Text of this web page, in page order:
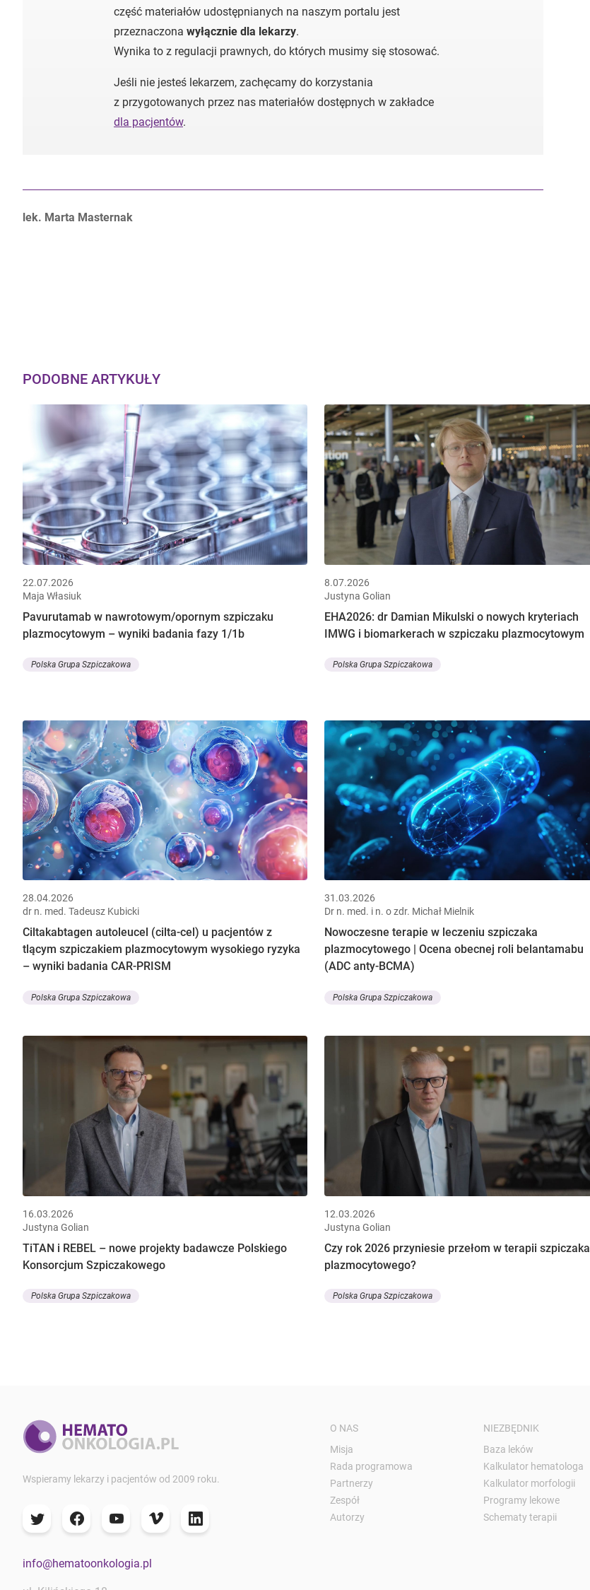
część materiałów udostępnianych na naszym portalu jest
przeznaczona wyłącznie dla lekarzy.
Wynika to z regulacji prawnych, do których musimy się stosować.
Jeśli nie jesteś lekarzem, zachęcamy do korzystania
z przygotowanych przez nas materiałów dostępnych w zakładce
dla pacjentów.
Autorzy:
lek. Marta Masternak
PODOBNE ARTYKUŁY
22.07.2026
Maja Własiuk
Pavurutamab w nawrotowym/opornym szpiczaku
plazmocytowym – wyniki badania fazy 1/1b
Polska Grupa Szpiczakowa
8.07.2026
Justyna Golian
EHA2026: dr Damian Mikulski o nowych kryteriach
IMWG i biomarkerach w szpiczaku plazmocytowym
Polska Grupa Szpiczakowa
28.04.2026
dr n. med. Tadeusz Kubicki
Ciltakabtagen autoleucel (cilta-cel) u pacjentów z
tlącym szpiczakiem plazmocytowym wysokiego ryzyka
– wyniki badania CAR-PRISM
Polska Grupa Szpiczakowa
31.03.2026
Dr n. med. i n. o zdr. Michał Mielnik
Nowoczesne terapie w leczeniu szpiczaka
plazmocytowego | Ocena obecnej roli belantamabu
(ADC anty-BCMA)
Polska Grupa Szpiczakowa
16.03.2026
Justyna Golian
TiTAN i REBEL – nowe projekty badawcze Polskiego
Konsorcjum Szpiczakowego
Polska Grupa Szpiczakowa
12.03.2026
Justyna Golian
Czy rok 2026 przyniesie przełom w terapii szpiczaka
plazmocytowego?
Polska Grupa Szpiczakowa
Wspieramy lekarzy i pacjentów od 2009 roku.
info@hematoonkologia.pl
O NAS
Misja
Rada programowa
Partnerzy
Zespół
Autorzy
NIEZBĘDNIK
Baza leków
Kalkulator hematologa
Kalkulator morfologii
Programy lekowe
Schematy terapii